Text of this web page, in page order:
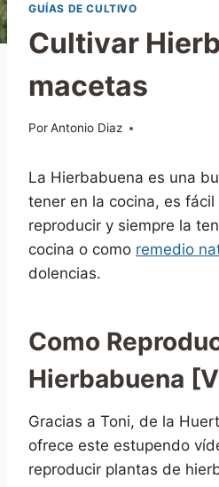
GUÍAS DE CULTIVO
Cultivar
macetas
PorAntonio Diaz
12/10/2015
La Hierbabuena es una
tener en la cocina, es fácil
reproducir y siempre la
cocina o como remedio
dolencias.
Como
Hierbabuena
Gracias a Toni, de la
ofrece este estupendo
reproducir plantas de